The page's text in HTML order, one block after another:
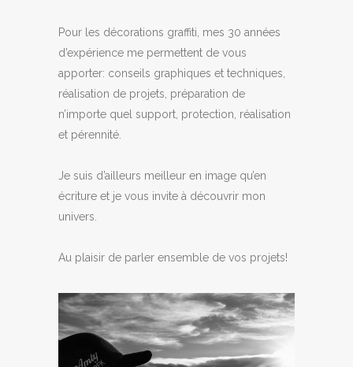
Pour les décorations graffiti, mes 30 années
d’expérience me permettent de vous
apporter: conseils graphiques et techniques,
réalisation de projets, préparation de
n’importe quel support, protection, réalisation
et pérennité.
Je suis d’ailleurs meilleur en image qu’en
écriture et je vous invite à découvrir mon
univers.
Au plaisir de parler ensemble de vos projets!